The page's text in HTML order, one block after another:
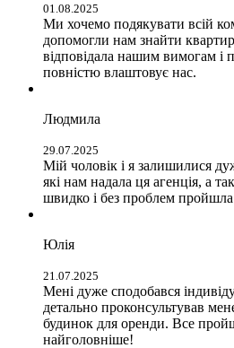
01.08.2025
Ми хочемо подякувати всій
допомогли нам знайти
відповідала нашим вимогам і
повністю влаштовує нас.
Людмила
29.07.2025
Мій чоловік і я залишилися
які нам надала ця агенція, а
швидко і без проблем пройшла
Юлія
21.07.2025
Мені дуже сподобався
детально проконсультував
будинок для оренди. Все
найголовніше!